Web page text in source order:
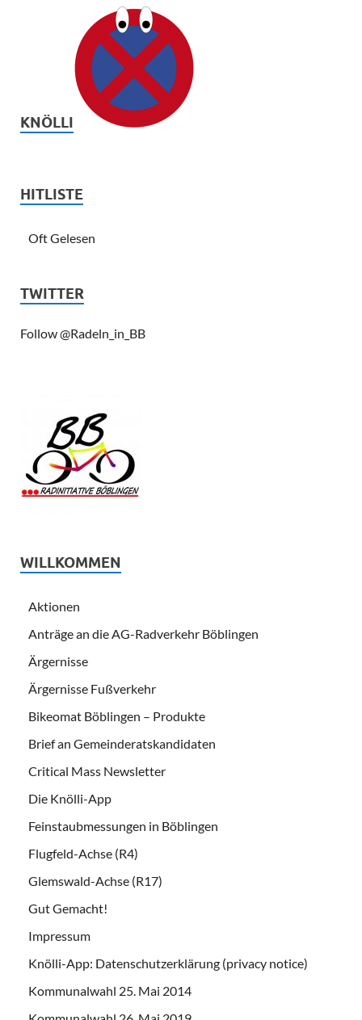
KNÖLLI
HITLISTE
Oft Gelesen
TWITTER
Follow @Radeln_in_BB
WILLKOMMEN
Aktionen
Anträge an die AG-Radverkehr Böblingen
Ärgernisse
Ärgernisse Fußverkehr
Bikeomat Böblingen – Produkte
Brief an Gemeinderatskandidaten
Critical Mass Newsletter
Die Knölli-App
Feinstaubmessungen in Böblingen
Flugfeld-Achse (R4)
Glemswald-Achse (R17)
Gut Gemacht!
Impressum
Knölli-App: Datenschutzerklärung (privacy notice)
Kommunalwahl 25. Mai 2014